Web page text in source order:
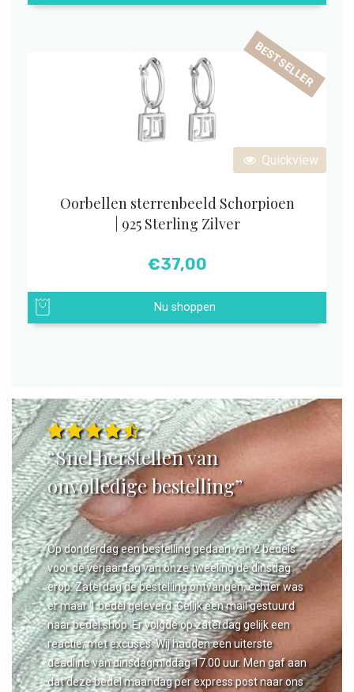
Quickview
BESTSELLER
Oorbellen sterrenbeeld Schorpioen
| 925 Sterling Zilver
€37,00
Nu shoppen
“Snel herstellen van
onvolledige bestelling”
Op donderdag een bestelling gedaan van 2 bedels
voor de verjaardag van onze tweeling de dinsdag
erop. Zaterdag de bestelling ontvangen, echter was
er maar 1 bedel geleverd. Gelijk een mail gestuurd
naar bedel.shop. Er volgde op zaterdag gelijk een
reactie, met excuses. Wij hadden een uiterste
deadline van dinsdagmiddag 17.00 uur. Men gaf aan
dat deze bedel maandag per express post naar ons